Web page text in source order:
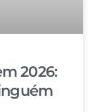
2026: